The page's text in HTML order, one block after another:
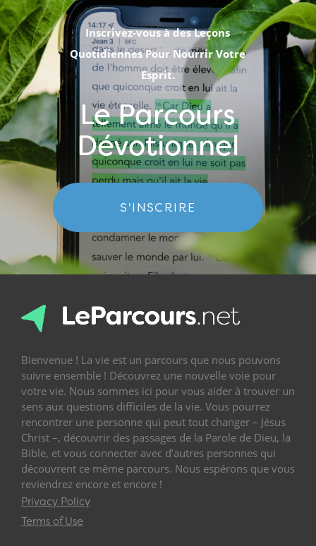
Inscrivez-vous à des Leçons
Quotidiennes Pour Nourrir Votre
Esprit.
Le Parcours
Dévotionnel
S'INSCRIRE
Bienvenue ! La vie est un parcours que nous pouvons
suivre ensemble ! Découvrez une nouvelle voie pour
votre vie. Nous sommes ici pour vous aider à trouver un
sens aux questions difficiles de la vie. Vous pourrez
rencontrer une personne qui peut tout changer – Jésus
Christ –, découvrir des passages de la Parole de Dieu, la
Bible, et vous connecter avec d’autres personnes qui
découvrent ce même parcours. Nous espérons que vous
reviendrez encore et encore !
Privacy Policy
Terms of Use